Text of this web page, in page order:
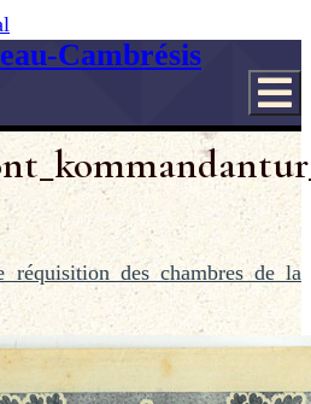
Cambrésis
réquisition des chambres de la